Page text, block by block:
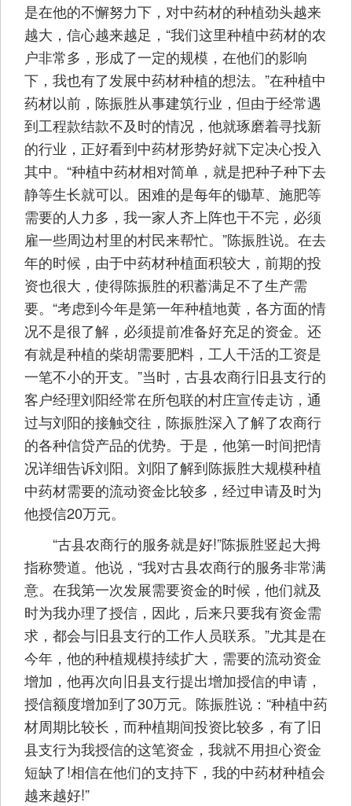
是在他的不懈努力下，对中药材的种植劲头越来
越大，信心越来越足，“我们这里种植中药材的农
户非常多，形成了一定的规模，在他们的影响
下，我也有了发展中药材种植的想法。”在种植中
药材以前，陈振胜从事建筑行业，但由于经常遇
到工程款结款不及时的情况，他就琢磨着寻找新
的行业，正好看到中药材形势好就下定决心投入
其中。“种植中药材相对简单，就是把种子种下去
静等生长就可以。困难的是每年的锄草、施肥等
需要的人力多，我一家人齐上阵也干不完，必须
雇一些周边村里的村民来帮忙。”陈振胜说。在去
年的时候，由于中药材种植面积较大，前期的投
资也很大，使得陈振胜的积蓄满足不了生产需
要。“考虑到今年是第一年种植地黄，各方面的情
况不是很了解，必须提前准备好充足的资金。还
有就是种植的柴胡需要肥料，工人干活的工资是
一笔不小的开支。”当时，古县农商行旧县支行的
客户经理刘阳经常在所包联的村庄宣传走访，通
过与刘阳的接触交往，陈振胜深入了解了农商行
的各种信贷产品的优势。于是，他第一时间把情
况详细告诉刘阳。刘阳了解到陈振胜大规模种植
中药材需要的流动资金比较多，经过申请及时为
他授信20万元。
“古县农商行的服务就是好!”陈振胜竖起大拇
指称赞道。他说，“我对古县农商行的服务非常满
意。在我第一次发展需要资金的时候，他们就及
时为我办理了授信，因此，后来只要我有资金需
求，都会与旧县支行的工作人员联系。”尤其是在
今年，他的种植规模持续扩大，需要的流动资金
增加，他再次向旧县支行提出增加授信的申请，
授信额度增加到了30万元。陈振胜说：“种植中药
材周期比较长，而种植期间投资比较多，有了旧
县支行为我授信的这笔资金，我就不用担心资金
短缺了!相信在他们的支持下，我的中药材种植会
越来越好!”